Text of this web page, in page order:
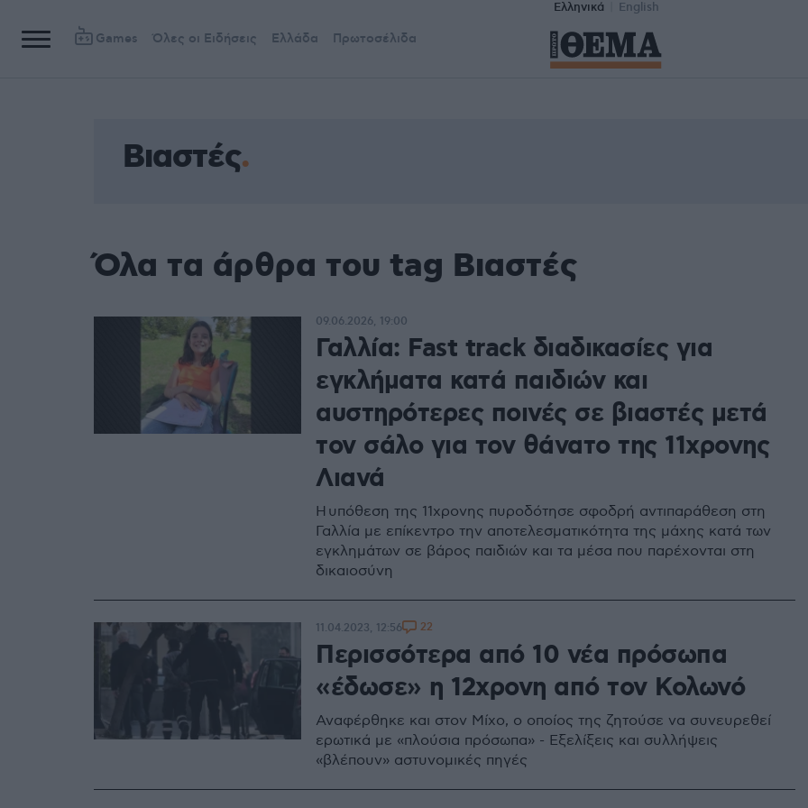
Ελληνικά English
Games Όλες οι Ειδήσεις Ελλάδα Πρωτοσέλιδα
Βιαστές
Όλα τα άρθρα του tag Βιαστές
Γαλλία: Fast track διαδικασίες για
εγκλήματα κατά παιδιών και
αυστηρότερες ποινές σε βιαστές μετά
τον σάλο για τον θάνατο της 11χρονης
Λιανά
Η υπόθεση της 11χρονης πυροδότησε σφοδρή αντιπαράθεση στη
Γαλλία με επίκεντρο την αποτελεσματικότητα της μάχης κατά των
εγκλημάτων σε βάρος παιδιών και τα μέσα που παρέχονται στη
δικαιοσύνη
09.06.2026, 19:00
Περισσότερα από 10 νέα πρόσωπα
«έδωσε» η 12χρονη από τον Κολωνό
Αναφέρθηκε και στον Μίχο, ο οποίος της ζητούσε να συνευρεθεί
ερωτικά με «πλούσια πρόσωπα» - Εξελίξεις και συλλήψεις
«βλέπουν» αστυνομικές πηγές
11.04.2023, 12:56 22